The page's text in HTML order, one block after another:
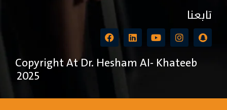
تابعنا
Copyright At Dr. Hesham AI- Khateeb
2025